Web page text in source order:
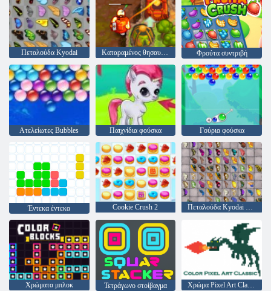
Πεταλούδα Kyodai Καταραμένος θησαυρός 2 Φρούτα συντριβή
Ατελείωτες Bubbles Παιχνίδια φούσκα Γούρια φούσκα
Έντεκα έντεκα Cookie Crush 2 Πεταλούδα Kyodai HD
Χρώματα μπλοκ Τετράγωνο στοίβαγμα Χρώμα Pixel Art Classic